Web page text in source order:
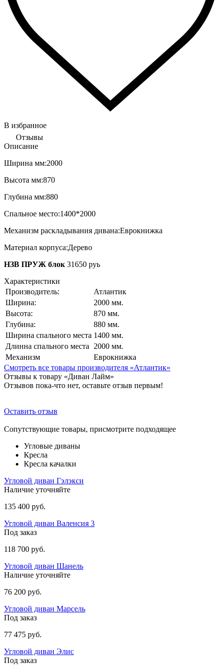
В избранное
Отзывы
Описание
Ширина мм:2000
Высота мм:870
Глубина мм:880
Спальное место:1400*2000
Механизм раскладывания дивана:Еврокнижка
Материал корпуса:Дерево
НЗВ ПРУЖ блок 31650 руь
Характеристики
Производитель:
Атлантик
Ширина:
2000 мм.
Высота:
870 мм.
Глубина:
880 мм.
Ширина спального места 1400 мм.
Длинна спального места
2000 мм.
Механизм
Еврокнижка
Смотреть все товары производителя «Атлантик»
Отзывы к товару «Диван Лайм»
Отзывов пока-что нет, оставьте отзыв первым!
Оставить отзыв
Сопутствующие товары, присмотрите подходящее
Угловые диваны
Кресла
Кресла качалки
Угловой диван Гэлэкси
Наличие уточняйте
135 400 руб.
Угловой диван Валенсия 3
Под заказ
118 700 руб.
Угловой диван Шанель
Наличие уточняйте
76 200 руб.
Угловой диван Марсель
Под заказ
77 475 руб.
Угловой диван Элис
Под заказ